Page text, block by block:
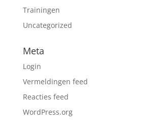
Trainingen
Uncategorized
Meta
Login
Vermeldingen feed
Reacties feed
WordPress.org